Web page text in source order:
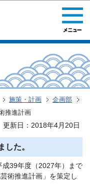
移動
施策・計画
企画部
推進計画
更新日：2018年4月20日
した。
39年度（2027年）まで
術推進計画」を策定し